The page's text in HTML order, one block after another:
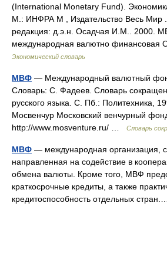
(International Monetary Fund).
М.: ИНФРА М , Издательство Весь Мир
редакция: д.э.н. Осадчая И.М.. 2000.
международная валютно финансовая
Экономический словарь
МВФ — Международный валютный
Словарь: С. Фадеев. Словарь
русского языка. С. Пб.: Политехника,
Мосвенчур Московский венчурный
http://www.mosventure.ru/​ …
Словарь
МВФ — международная организация,
направленная на содействие в
обмена валюты. Кроме того, МВФ
краткосрочные кредиты, а также
кредитоспособность отдельных